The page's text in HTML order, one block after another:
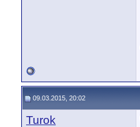
09.03.2015, 20:02
Turok